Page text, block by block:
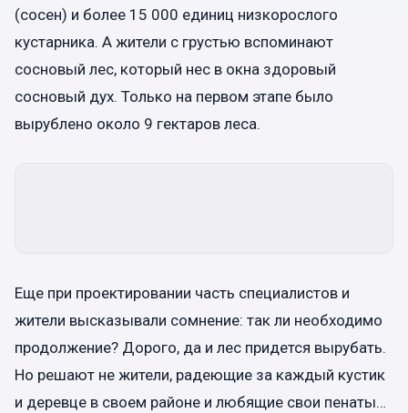
(сосен) и более 15 000 единиц низкорослого
кустарника. А жители с грустью вспоминают
сосновый лес, который нес в окна здоровый
сосновый дух. Только на первом этапе было
вырублено около 9 гектаров леса.
Еще при проектировании часть специалистов и
жители высказывали сомнение: так ли необходимо
продолжение? Дорого, да и лес придется вырубать.
Но решают не жители, радеющие за каждый кустик
и деревце в своем районе и любящие свои пенаты…